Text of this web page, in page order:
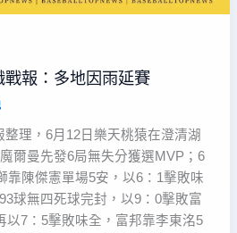
報：多地因雨延賽
整理，6月12日樂天桃猿在澄清湖
爾曼先發6局無失分獲選MVP；6
靠陳傑憲單場5安，以6：1擊敗味
球無四死球完封，以9：0擊敗富
以7：5擊敗味全，富邦靠李東洺5